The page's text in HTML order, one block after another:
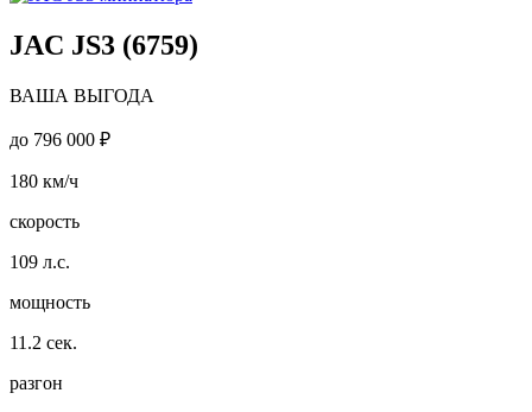
JAC JS3 (6759)
ВАША ВЫГОДА
до 796 000 ₽
180 км/ч
скорость
109 л.с.
мощность
11.2 сек.
разгон